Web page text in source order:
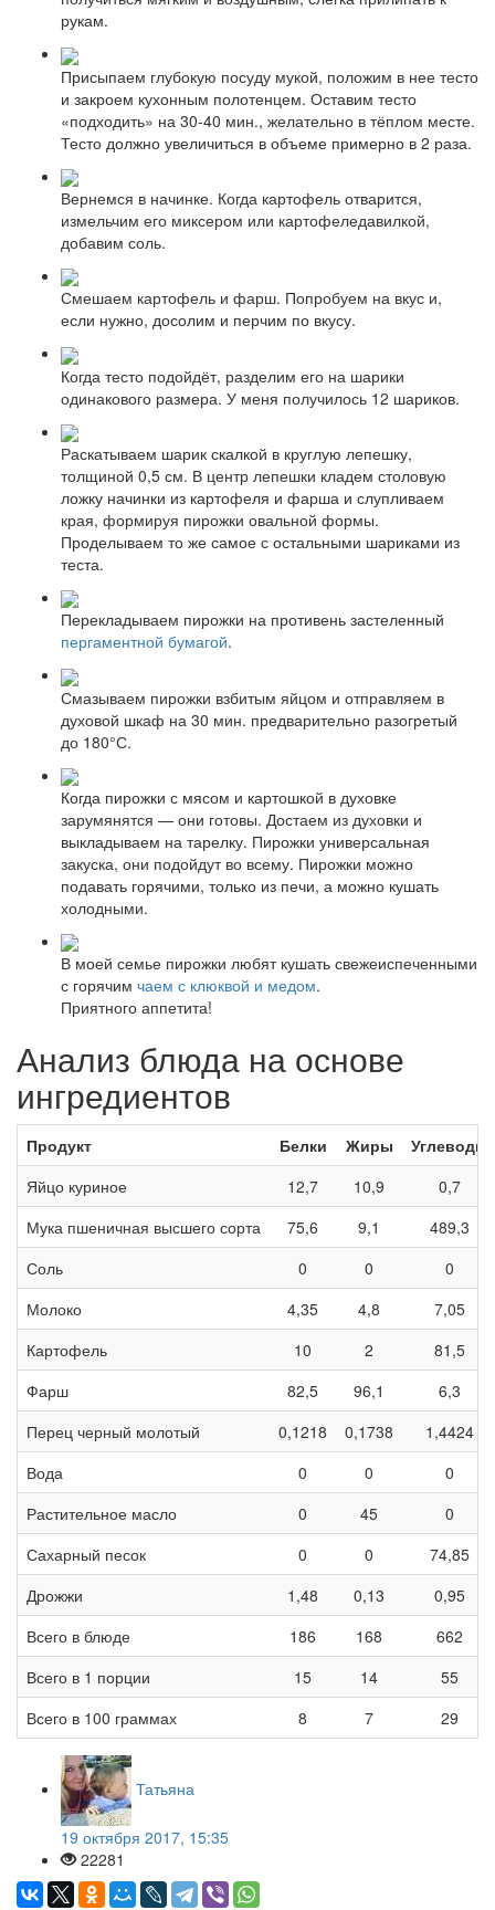
рукам.
Присыпаем глубокую посуду мукой, положим в нее тесто
и закроем кухонным полотенцем. Оставим тесто
«подходить» на 30-40 мин., желательно в тёплом месте.
Тесто должно увеличиться в объеме примерно в 2 раза.
Вернемся в начинке. Когда картофель отварится,
измельчим его миксером или картофеледавилкой,
добавим соль.
Смешаем картофель и фарш. Попробуем на вкус и,
если нужно, досолим и перчим по вкусу.
Когда тесто подойдёт, разделим его на шарики
одинакового размера. У меня получилось 12 шариков.
Раскатываем шарик скалкой в круглую лепешку,
толщиной 0,5 см. В центр лепешки кладем столовую
ложку начинки из картофеля и фарша и слупливаем
края, формируя пирожки овальной формы.
Проделываем то же самое с остальными шариками из
теста.
Перекладываем пирожки на противень застеленный
пергаментной бумагой.
Смазываем пирожки взбитым яйцом и отправляем в
духовой шкаф на 30 мин. предварительно разогретый
до 180°С.
Когда пирожки с мясом и картошкой в духовке
зарумянятся — они готовы. Достаем из духовки и
выкладываем на тарелку. Пирожки универсальная
закуска, они подойдут во всему. Пирожки можно
подавать горячими, только из печи, а можно кушать
холодными.
В моей семье пирожки любят кушать свежеиспеченными
с горячим чаем с клюквой и медом.
Приятного аппетита!
Анализ блюда на основе
ингредиентов
Продукт Белки Жиры
Углеводы
Яйцо куриное
12,7 10,9
0,7
Мука пшеничная высшего сорта
75,6 9,1
489,3
Соль
0 0
0
Молоко
4,35 4,8
7,05
Картофель
10 2
81,5
Фарш
82,5 96,1
6,3
Перец черный молотый
0,1218 0,1738
1,4424
Вода
0 0
0
Растительное масло
0 45
0
Сахарный песок
0 0
74,85
Дрожжи
1,48 0,13
0,95
Всего в блюде
186 168
662
Всего в 1 порции
15 14
55
Всего в 100 граммах
8 7 29
Татьяна
19 октября 2017, 15:35
22281